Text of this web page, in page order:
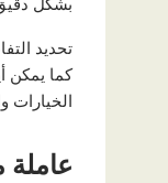
تحديد
كما يمكن
الخيارات
عاملة